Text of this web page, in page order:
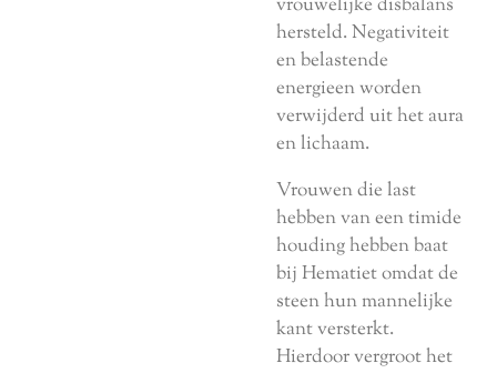
vrouwelijke disbalans
hersteld. Negativiteit
en belastende
energieen worden
verwijderd uit het aura
en lichaam.
Vrouwen die last
hebben van een timide
houding hebben baat
bij Hematiet omdat de
steen hun mannelijke
kant versterkt.
Hierdoor vergroot het